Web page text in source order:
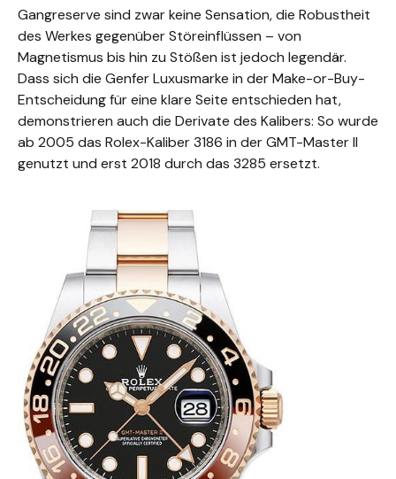
Gangreserve sind zwar keine Sensation, die Robustheit
des Werkes gegenüber Störeinflüssen – von
Magnetismus bis hin zu Stößen ist jedoch legendär.
Dass sich die Genfer Luxusmarke in der Make-or-Buy-
Entscheidung für eine klare Seite entschieden hat,
demonstrieren auch die Derivate des Kalibers: So wurde
ab 2005 das Rolex-Kaliber 3186 in der GMT-Master II
genutzt und erst 2018 durch das 3285 ersetzt.